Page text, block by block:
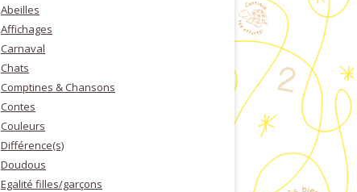
Abeilles
Affichages
Carnaval
Chats
Comptines & Chansons
Contes
Couleurs
Différence(s)
Doudous
Egalité filles/garçons